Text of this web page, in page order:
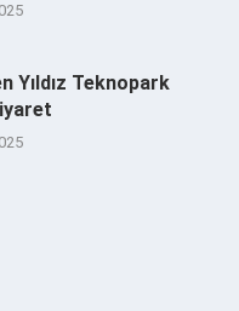
Yıldız Teknopark